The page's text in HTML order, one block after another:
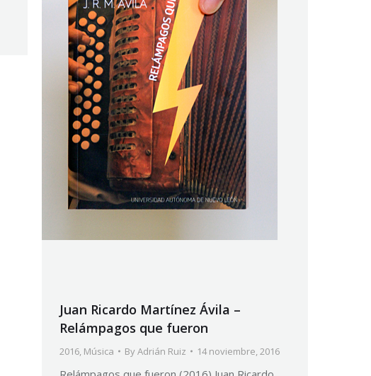
Juan Ricardo Martínez Ávila –
Relámpagos que fueron
2016 Música ByAdrián Ruiz 14 noviembre, 2016